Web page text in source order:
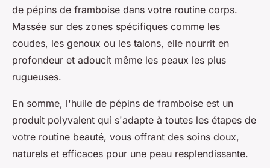
de pépins de framboise dans votre routine corps.
Massée sur des zones spécifiques comme les
coudes, les genoux ou les talons, elle nourrit en
profondeur et adoucit même les peaux les plus
rugueuses.
En somme, l'huile de pépins de framboise est un
produit polyvalent qui s'adapte à toutes les étapes de
votre routine beauté, vous offrant des soins doux,
naturels et efficaces pour une peau resplendissante.